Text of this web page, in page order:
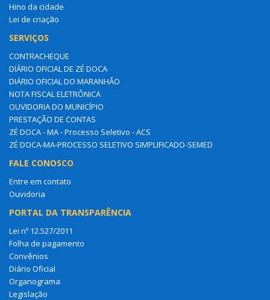
Hino da cidade
Lei de criação
SERVIÇOS
CONTRACHEQUE
DIÁRIO OFICIAL DE ZÉ DOCA
DIÁRIO OFICIAL DO MARANHÃO
NOTA FISCAL ELETRÔNICA
OUVIDORIA DO MUNICÍPIO
PRESTAÇÃO DE CONTAS
ZÉ DOCA - MA - Processo Seletivo - ACS
ZÉ DOCA-MA-PROCESSO SELETIVO SIMPLIFICADO-SEMED
FALE CONOSCO
Entre em contato
Ouvidoria
PORTAL DA TRANSPARÊNCIA
Lei nº 12.527/2011
Folha de pagamento
Convênios
Diário Oficial
Organograma
Legislação